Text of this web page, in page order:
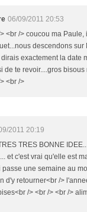
06/09/2011 20:53
<br /> coucou ma Paule,
descendons
exactement la date
de te revoir....gros
<br />
2011 20:19
TRES BONNE
et c'est vrai qu'elle est
passe une semaine au
d'y retourner<br />
/> <br /> <br />